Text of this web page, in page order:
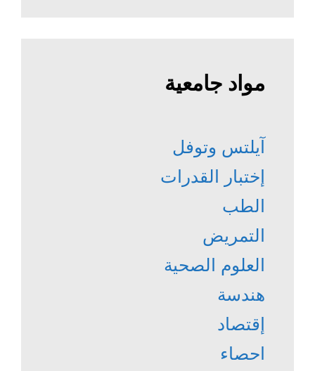
مواد جامعية
آيلتس وتوفل
إختبار القدرات
الطب
التمريض
العلوم الصحية
هندسة
إقتصاد
احصاء